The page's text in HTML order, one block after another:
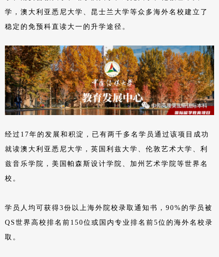
学，澳大利亚悉尼大学、昆士兰大学等众多海外名校建立了
稳定的免预科直读大一的升学途径。
经过17年的发展和积淀，已有两千多名学员通过该项目成功
就读澳大利亚悉尼大学，英国利兹大学、伦敦艺术大学、利
兹音乐学院，美国帕森斯设计学院、加州艺术学院等世界名
校。
学员人均可获得3份以上海外院校录取通知书，90%的学员被
QS世界高校排名前150位或国内专业排名前5位的海外名校录
取。